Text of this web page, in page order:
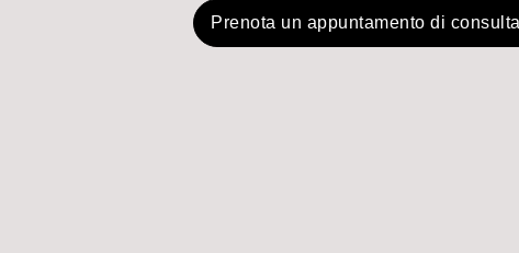
Prenota un appuntamento di